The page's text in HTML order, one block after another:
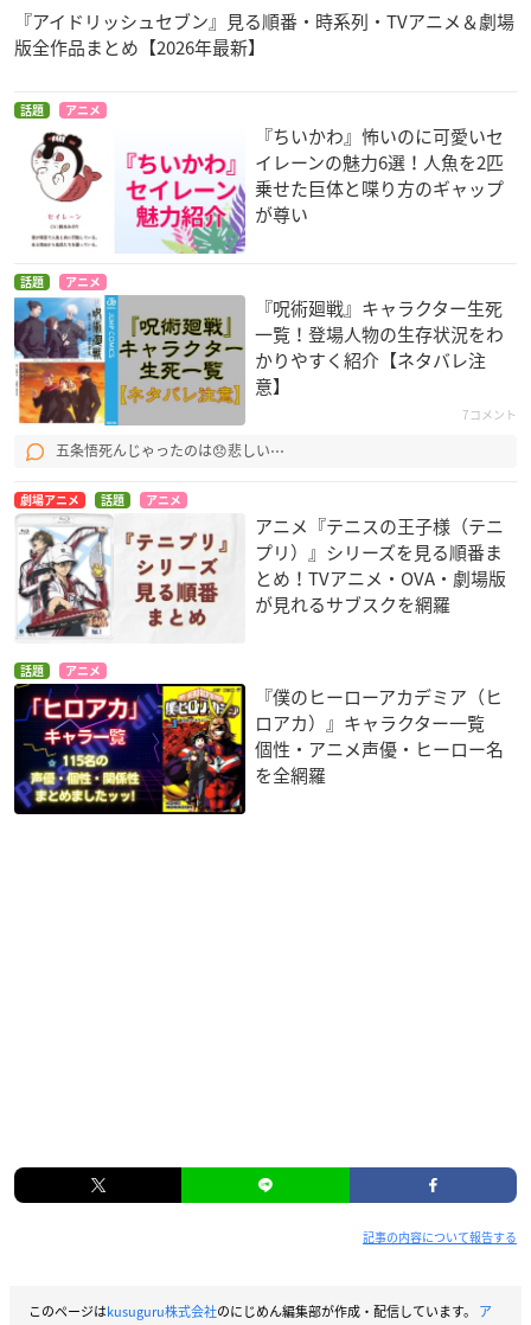
『アイドリッシュセブン』見る順番・時系列・TVアニメ＆劇場
版全作品まとめ【2026年最新】
話題 アニメ
『ちいかわ』怖いのに可愛いセ
イレーンの魅力6選！人魚を2匹
乗せた巨体と喋り方のギャップ
が尊い
話題 アニメ
『呪術廻戦』キャラクター生死
一覧！登場人物の生存状況をわ
かりやすく紹介【ネタバレ注
意】
7コメント
五条悟死んじゃったのは😞悲しい⋯
劇場アニメ 話題 アニメ
アニメ『テニスの王子様（テニ
プリ）』シリーズを見る順番ま
とめ！TVアニメ・OVA・劇場版
が見れるサブスクを網羅
話題 アニメ
『僕のヒーローアカデミア（ヒ
ロアカ）』キャラクター一覧
個性・アニメ声優・ヒーロー名
を全網羅
記事の内容について報告する
このページはkusuguru株式会社のにじめん編集部が作成・配信しています。 ア